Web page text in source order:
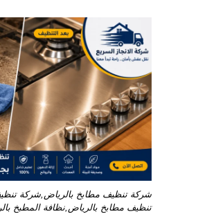
شركة تنظيف مطابخ بالرياض,شركة
تنظيف مطابخ بالرياض,نظافة المطبخ